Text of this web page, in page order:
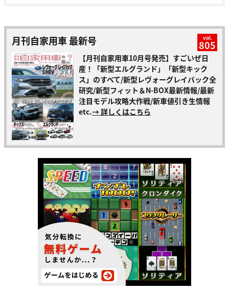
月刊自家用車 最新号 vol.
805
【月刊自家用車10月号発売】すごいぜ日
産！「新型エルグランド」「新型キック
ス」のすべて/新型レヴォーグレイバック全
研究/新型フィット＆N-BOX最新情報/最新
注目モデル攻略大作戦/新車値引き生情報
etc.→ 詳しくはこちら